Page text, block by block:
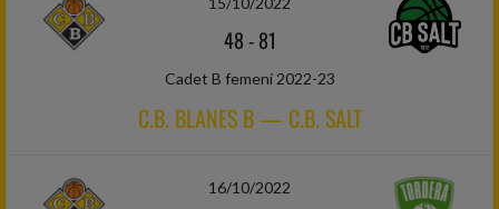
48-81
Cadet B femení 2022-23
C.B. BLANES B — C.B. SALT
16/10/2022